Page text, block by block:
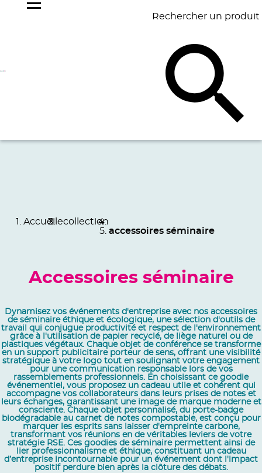
Rechercher un produit
BAGAGERIE BUREAU
Accueil ecollection
accessoires séminaire
Accessoires séminaire
Dynamisez vos événements d'entreprise avec nos accessoires
de séminaire éthique et écologique, une sélection d'outils de
travail qui conjugue productivité et respect de l'environnement
grâce à l'utilisation de papier recyclé, de liège naturel ou de
plastiques végétaux. Chaque objet de conférence se transforme
en un support publicitaire porteur de sens, offrant une visibilité
stratégique à votre logo tout en soulignant votre engagement
pour une communication responsable lors de vos
rassemblements professionnels. En choisissant ce goodie
événementiel, vous proposez un cadeau utile et cohérent qui
accompagne vos collaborateurs dans leurs prises de notes et
leurs échanges, garantissant une image de marque moderne et
consciente. Chaque objet personnalisé, du porte-badge
biodégradable au carnet de notes compostable, est conçu pour
marquer les esprits sans laisser d'empreinte carbone,
transformant vos réunions en de véritables leviers de votre
stratégie RSE. Ces goodies de séminaire permettent ainsi de
lier professionnalisme et éthique, constituant un cadeau
d’entreprise incontournable pour un événement dont l'impact
positif perdure bien après la clôture des débats.